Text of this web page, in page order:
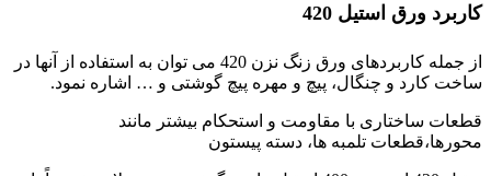
کاربرد ورق استیل 420
از جمله کاربردهای ورق زنگ نزن 420 می توان به استفاده از آنها در
ساخت کارد و چنگال، پیچ و مهره پیچ گوشتی و … اشاره نمود.
قطعات ساختاری با مقاومت و استحکام بیشتر مانند
محورها،قطعات تلمبه ها، دسته پیستون